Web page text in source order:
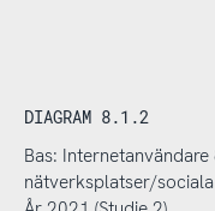
DIAGRAM 8.1.2
Bas:
nätverksplatser/